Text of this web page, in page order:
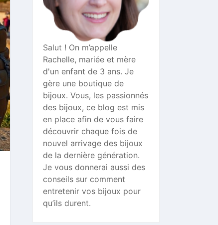
Salut ! On m’appelle
Rachelle, mariée et mère
d'un enfant de 3 ans. Je
gère une boutique de
bijoux. Vous, les passionnés
des bijoux, ce blog est mis
en place afin de vous faire
découvrir chaque fois de
nouvel arrivage des bijoux
de la dernière génération.
Je vous donnerai aussi des
conseils sur comment
entretenir vos bijoux pour
qu’ils durent.